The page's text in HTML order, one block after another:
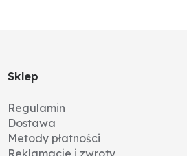
Sklep
Regulamin
Dostawa
Metody płatności
Reklamacje i zwroty